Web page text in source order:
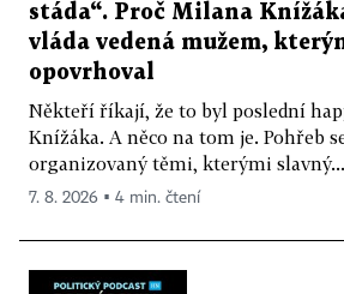
stáda“. Proč Milana
vláda vedená mužem,
opovrhoval
Někteří říkají, že to byl poslední
Knížáka. A něco na tom je. Pohřeb
organizovaný těmi, kterými slavný...
7. 8. 2026 ▪ 4 min. čtení